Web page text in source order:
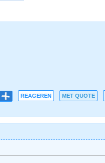
REAGEREN MET QUOTE